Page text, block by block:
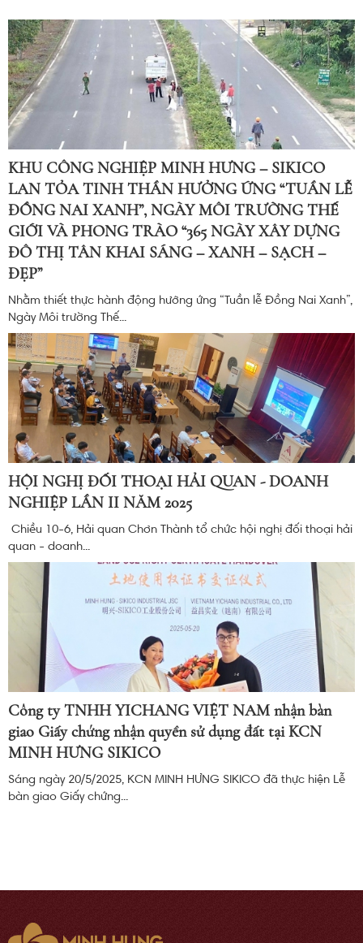
KHU CÔNG NGHIỆP MINH HƯNG – SIKICO
LAN TỎA TINH THẦN HƯỞNG ỨNG “TUẦN LỄ
ĐỒNG NAI XANH”, NGÀY MÔI TRƯỜNG THẾ
GIỚI VÀ PHONG TRÀO “365 NGÀY XÂY DỰNG
ĐÔ THỊ TÂN KHAI SÁNG – XANH – SẠCH –
ĐẸP”
Nhằm thiết thực hành động hưởng ứng “Tuần lễ Đồng Nai Xanh”,
Ngày Môi trường Thế...
HỘI NGHỊ ĐỐI THOẠI HẢI QUAN - DOANH
NGHIỆP LẦN II NĂM 2025
Chiều 10-6, Hải quan Chơn Thành tổ chức hội nghị đối thoại hải
quan - doanh...
Công ty TNHH YICHANG VIỆT NAM nhận bàn
giao Giấy chứng nhận quyền sử dụng đất tại KCN
MINH HƯNG SIKICO
Sáng ngày 20/5/2025, KCN MINH HƯNG SIKICO đã thực hiện Lễ
bàn giao Giấy chứng...